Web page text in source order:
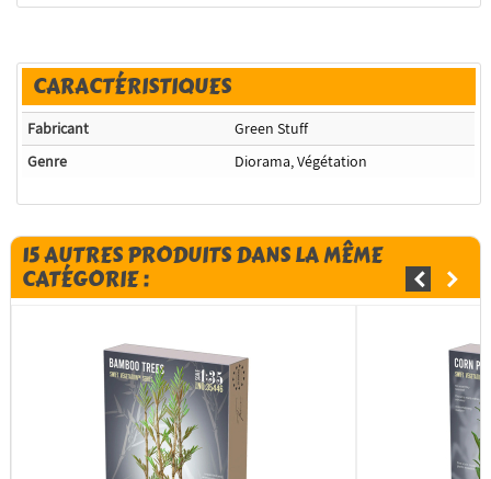
CARACTÉRISTIQUES
Fabricant
Green Stuff
Genre
Diorama, Végétation
15 AUTRES PRODUITS DANS LA MÊME
CATÉGORIE :